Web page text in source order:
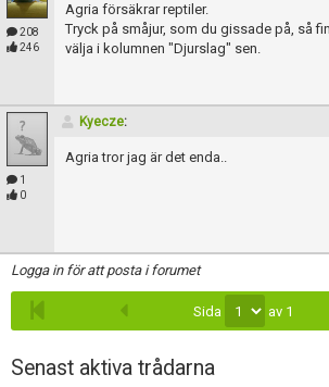
208
246
Agria försäkrar reptiler.
Tryck på småjur, som du gissade på, så
välja i kolumnen "Djurslag" sen.
1
0
Kyecze:
Agria tror jag är det enda..
Logga in för att posta i forumet
Sida av 1
Senast aktiva trådarna
Skapa konto